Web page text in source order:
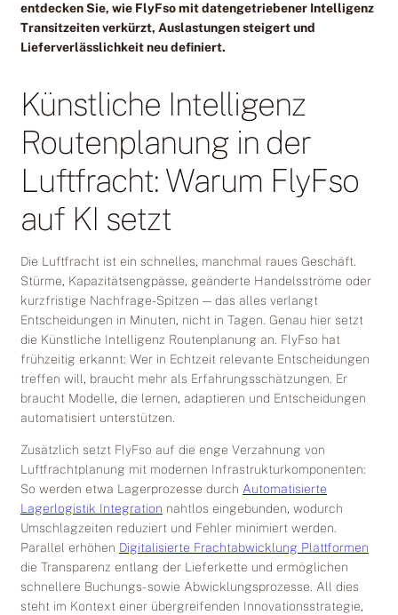
entdecken Sie, wie FlyFso mit datengetriebener Intelligenz
Transitzeiten verkürzt, Auslastungen steigert und
Lieferverlässlichkeit neu definiert.
Künstliche Intelligenz
Routenplanung in der
Luftfracht: Warum FlyFso
auf KI setzt
Die Luftfracht ist ein schnelles, manchmal raues Geschäft.
Stürme, Kapazitätsengpässe, geänderte Handelsströme oder
kurzfristige Nachfrage-Spitzen — das alles verlangt
Entscheidungen in Minuten, nicht in Tagen. Genau hier setzt
die Künstliche Intelligenz Routenplanung an. FlyFso hat
frühzeitig erkannt: Wer in Echtzeit relevante Entscheidungen
treffen will, braucht mehr als Erfahrungsschätzungen. Er
braucht Modelle, die lernen, adaptieren und Entscheidungen
automatisiert unterstützen.
Zusätzlich setzt FlyFso auf die enge Verzahnung von
Luftfrachtplanung mit modernen Infrastrukturkomponenten:
So werden etwa Lagerprozesse durch Automatisierte
Lagerlogistik Integration nahtlos eingebunden, wodurch
Umschlagzeiten reduziert und Fehler minimiert werden.
Parallel erhöhen Digitalisierte Frachtabwicklung Plattformen
die Transparenz entlang der Lieferkette und ermöglichen
schnellere Buchungs- sowie Abwicklungsprozesse. All dies
steht im Kontext einer übergreifenden Innovationsstrategie,